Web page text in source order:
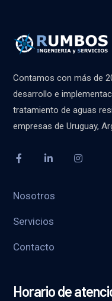
Contamos con más de
desarrollo e
tratamiento de aguas
empresas de Uruguay,
Nosotros
Servicios
Contacto
Horario de